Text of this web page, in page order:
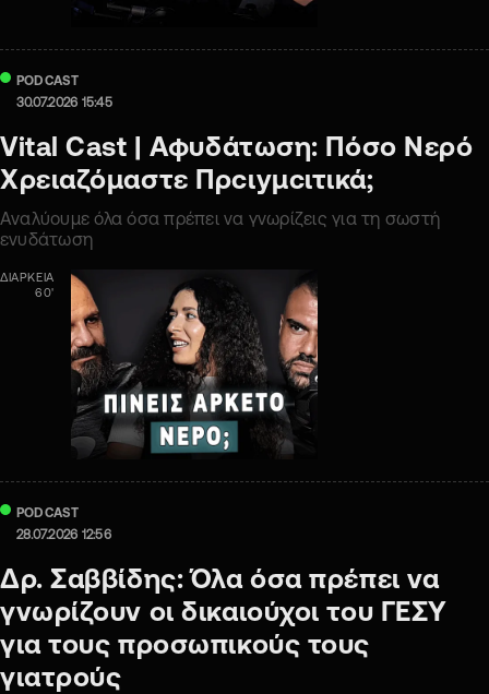
PODCAST
30.07.2026 15:45
Vital Cast | Αφυδάτωση: Πόσο Νερό
Χρειαζόμαστε Πρcιyμcιτικά;
Αναλύουμε όλα όσα πρέπει να γνωρίζεις για τη σωστή
ενυδάτωση
ΔΙΑΡΚΕΙΑ
60'
PODCAST
28.07.2026 12:56
Δρ. Σαββίδης: Όλα όσα πρέπει να
γνωρίζουν οι δικαιούχοι του ΓΕΣΥ
για τους προσωπικούς τους
γιατρούς